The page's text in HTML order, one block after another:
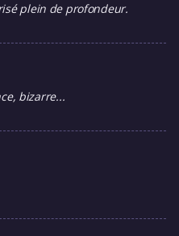
plein de profondeur.
bizarre...